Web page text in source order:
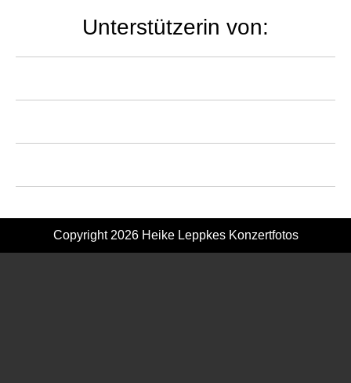
Unterstützerin von:
Copyright 2026 Heike Leppkes Konzertfotos